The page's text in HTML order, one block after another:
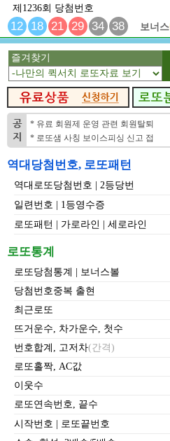
제1236회 당첨번호
12 18 21 29 34 38 보너스
즐겨찾기
* 유료 회원제 운영 관련 회원탈퇴
* 로또샘 사칭 보이스피싱 신고 접
역대당첨번호, 로또패턴
역대로또당첨번호
2등당번
일련번호
1등영수증
로또패턴
가로라인 세로라인
로또통계
로또당첨통계
보너스볼
당첨번호중복 출현
최근로또
뜨거운수, 차가운수, 첫수
번호합계, 고저차(간격)
로또홀짝, AC값
이웃수
로또연속번호, 끝수
시작번호
로또끝번호